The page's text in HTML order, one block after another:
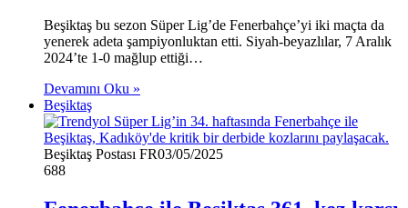
Beşiktaş bu sezon Süper Lig’de Fenerbahçe’yi iki maçta da
yenerek adeta şampiyonluktan etti. Siyah-beyazlılar, 7 Aralık
2024’te 1-0 mağlup ettiği…
Devamını Oku »
Beşiktaş
Beşiktaş Postası FR03/05/2025
688